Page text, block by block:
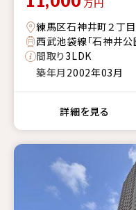
練馬区石神井町２丁目
西武池袋線「石神井
間取り3LDK
築年月 2002年03月
詳細を見る